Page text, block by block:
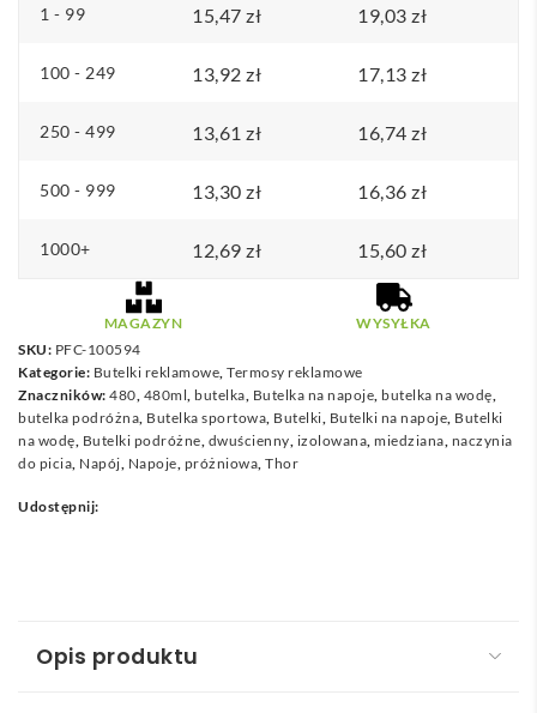
5
4
7
z
d
,
0
1
1 - 99 15,47 zł 19,03 zł
100 - 249 13,92 zł 17,13 zł
250 - 499 13,61 zł 16,74 zł
500 - 999 13,30 zł 16,36 zł
1000+ 12,69 zł 15,60 zł
MAGAZYN
WYSYŁKA
SKU: PFC-100594
Kategorie: Butelki reklamowe, Termosy reklamowe
Znaczników: 480, 480ml, butelka, Butelka na napoje, butelka na wodę,
butelka podróżna, Butelka sportowa, Butelki, Butelki na napoje, Butelki
na wodę, Butelki podróżne, dwuścienny, izolowana, miedziana, naczynia
do picia, Napój, Napoje, próżniowa, Thor
Udostępnij:
Opis produktu